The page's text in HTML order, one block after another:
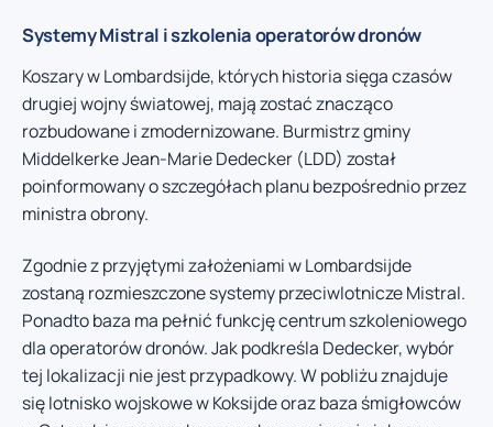
Systemy Mistral i szkolenia operatorów dronów
Koszary w Lombardsijde, których historia sięga czasów
drugiej wojny światowej, mają zostać znacząco
rozbudowane i zmodernizowane. Burmistrz gminy
Middelkerke Jean-Marie Dedecker (LDD) został
poinformowany o szczegółach planu bezpośrednio przez
ministra obrony.
Zgodnie z przyjętymi założeniami w Lombardsijde
zostaną rozmieszczone systemy przeciwlotnicze Mistral.
Ponadto baza ma pełnić funkcję centrum szkoleniowego
dla operatorów dronów. Jak podkreśla Dedecker, wybór
tej lokalizacji nie jest przypadkowy. W pobliżu znajduje
się lotnisko wojskowe w Koksijde oraz baza śmigłowców